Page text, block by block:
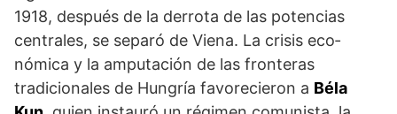
1918, después de la derro­ta de las potencias
centrales, se separó de Viena. La crisis eco­
nómica y la amputación de las fronteras
tradicionales de Hun­gría favorecieron a Béla